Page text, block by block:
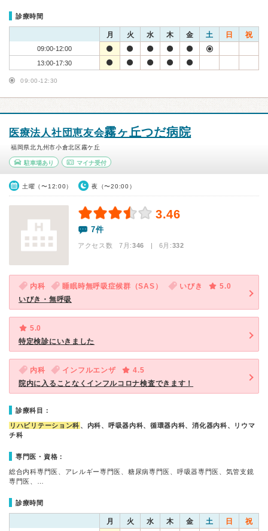
診療時間
月 火 水 木 金 土 日 祝
09:00-12:00
13:00-17:30
09:00-12:30
医療法人社団恵友会霧ヶ丘つだ病院
福岡県北九州市小倉北区霧ケ丘
駐車場あり マイナ受付
土曜（〜12:00） 夜（〜20:00）
3.46
7件
アクセス数 7月:346 | 6月:332
内科 睡眠時無呼吸症候群（SAS） いびき
5.0
いびき・無呼吸
5.0
特定検診にいきました
内科 インフルエンザ
4.5
院内に入ることなくインフルコロナ検査できます！
診療科目：
リハビリテーション科 、内科、呼吸器内科、循環器内科、消化器内科、リウマ
チ科
専門医・資格：
総合内科専門医、アレルギー専門医、糖尿病専門医、呼吸器専門医、気管支鏡
専門医、…
診療時間
月 火 水 木 金 土 日 祝